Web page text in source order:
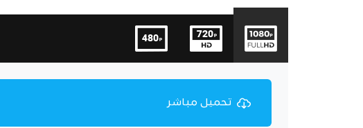
تحميل مباشر